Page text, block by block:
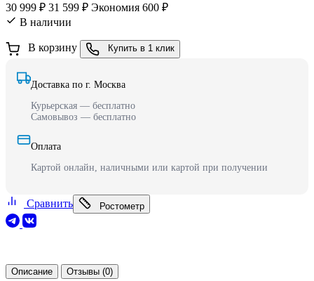
30 999 ₽ 31 599 ₽ Экономия 600 ₽
В наличии
В корзину Купить в 1 клик
Доставка по г. Москва
Курьерская — бесплатно
Самовывоз — бесплатно
Оплата
Картой онлайн, наличными или картой при получении
Сравнить Ростометр
Описание Отзывы (0)